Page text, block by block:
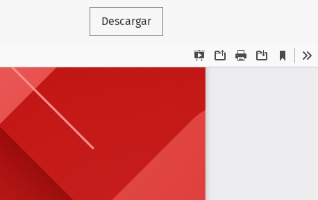
Descargar